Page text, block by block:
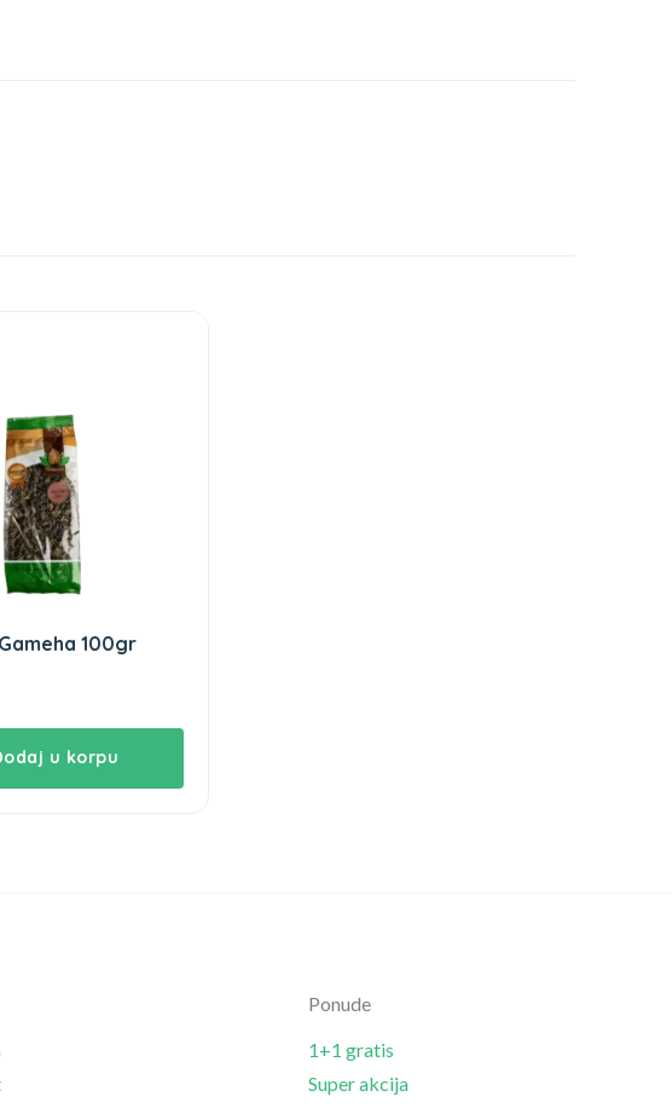
100gr
u korpu
Ponude
1+1 gratis
Super akcija